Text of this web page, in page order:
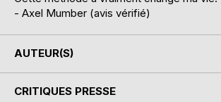
- Axel Mumber (avis vérifié)
AUTEUR(S)
CRITIQUES PRESSE